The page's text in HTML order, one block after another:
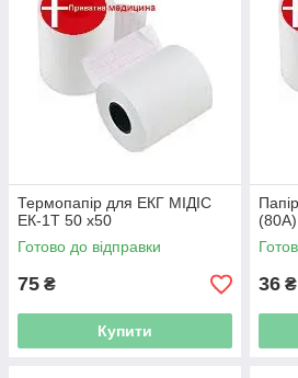
Термопапір для ЕКГ МІДІС
ЕК-1Т 50 x50
Готово до відправки
75 ₴
Купити
36 ₴